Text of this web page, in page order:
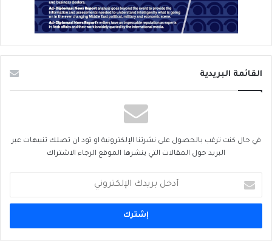
القائمة البريدية
في حال كنت ترغب بالحصول على نشرتنا الإلكترونية او تود ان تصلك تنبيهات عبر
البريد حول المقالات التي ينشرها الموقع الرجاء الاشتراك
بريدك
الإلكتروني